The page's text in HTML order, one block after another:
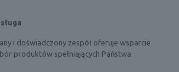
i doświadczony zespół oferuje wsparcie
produktów spełniających Państwa